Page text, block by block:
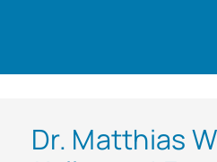
Dr. Matthias